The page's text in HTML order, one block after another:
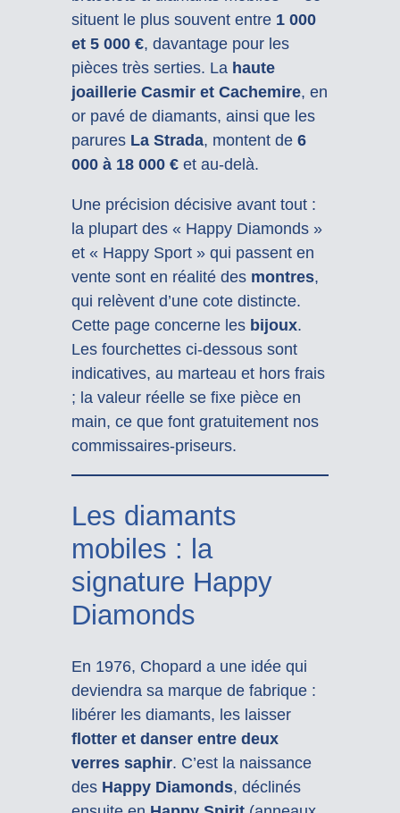
situent le plus souvent entre 1 000
et 5 000 €, davantage pour les
pièces très serties. La haute
joaillerie Casmir et Cachemire, en
or pavé de diamants, ainsi que les
parures La Strada, montent de 6
000 à 18 000 €et au-delà.
Une précision décisive avant tout :
la plupart des « Happy Diamonds »
et « Happy Sport » qui passent en
vente sont en réalité des montres,
qui relèvent d’une cote distincte.
Cette page concerne les bijoux.
Les fourchettes ci-dessous sont
indicatives, au marteau et hors frais
; la valeur réelle se fixe pièce en
main, ce que font gratuitement nos
commissaires-priseurs.
Les diamants
mobiles : la
signature Happy
Diamonds
En 1976, Chopard a une idée qui
deviendra sa marque de fabrique :
libérer les diamants, les laisser
flotter et danser entre deux
verres saphir. C’est la naissance
des Happy Diamonds, déclinés